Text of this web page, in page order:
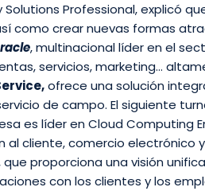
Solutions Professional, explicó
como crear nuevas formas
, multinacional líder en el
servicios, marketing…
ofrece una solución
de campo. El siguiente
es líder en Cloud Computing
al cliente, comercio electrónico
que proporciona una visión
con los clientes y los